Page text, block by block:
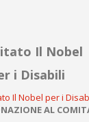
Il Nobel
i Disabili
AL